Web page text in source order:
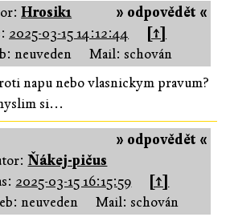
» odpovědět «
Hrosik1
2025-03-15 14:12:44
[↑]
neuveden
Mail: schován
napu nebo vlasnickym pravum?
si...
» odpovědět «
Ňákej-pičus
2025-03-15 16:15:59
[↑]
neuveden
Mail: schován